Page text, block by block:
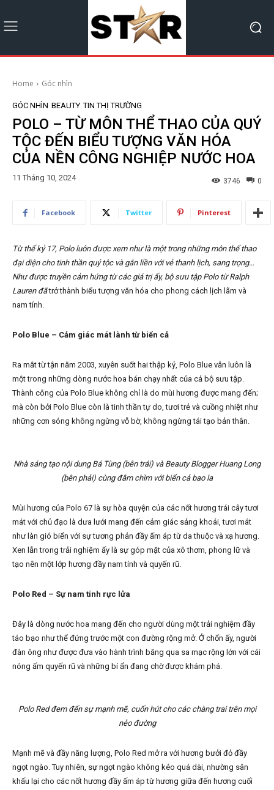
Home Góc nhìn
GÓC NHÌN BEAUTY TIN THỊ TRƯỜNG
POLO – TỪ MÔN THỂ THAO CỦA QUÝ
TỘC ĐẾN BIỂU TƯỢNG VĂN HÓA
CỦA NỀN CÔNG NGHIỆP NƯỚC HOA
11 Tháng 10, 2024 0
3746
Facebook Twitter Pinterest
Từ thế kỷ 17, Polo luôn được xem như là một trong những môn thể thao
đại diện cho tinh thần quý tộc và gắn liền với vẻ thanh lịch, sang trọng…
Như được truyền cảm hứng từ các giá trị ấy, bộ sưu tập Polo từ Ralph
Lauren đãtrở thành biểu tượng văn hóa cho phong cách lịch lãm và
nam tính.
Polo Blue – Cảm giác mát lành từ biển cả
Ra mắt từ tận năm 2003, xuyên suốt hai thập kỷ, Polo Blue vẫn luôn là
một trong những dòng nước hoa bán chạy nhất của cả bộ sưu tập.
Thành công của Polo Blue không chỉ là do mùi hương được mang đến;
mà còn bởi Polo Blue còn là tinh thần tự do, tươi trẻ và cuồng nhiệt như
những cơn sóng không ngừng vỗ bờ, không ngừng tái tạo bản thân.
Nhà sáng tạo nội dung Bá Tùng (bên trái) và Beauty Blogger Huang Long
(bên phải) cùng đắm chìm với biển cả bao la
Mùi hương của Polo 67 là sự hòa quyện của các nốt hương trái cây tươi
mát với chủ đạo là dưa lưới mang đến cảm giác sảng khoái, tươi mát
như làn gió biển với sự tương phản đầy ấm áp từ da thuộc và xạ hương.
Xen lẫn trong trải nghiệm ấy là sự góp mặt của xô thơm, phong lữ và
tạo nên một lớp hương đầy nam tính và quyến rũ.
Polo Red – Sự nam tính rực lửa
Đây là dòng nước hoa mang đến cho người dùng một trải nghiệm đầy
táo bạo như thể đứng trước một con đường rộng mở. Ở chốn ấy, người
đàn ông như được đưa vào hành trình băng qua sa mạc rộng lớn với cái
nóng ấm quyến rũ và những bí ẩn đang chờ được khám phá.
Polo Red đem đến sự mạnh mẽ, cuốn hút cho các chàng trai trên mọi
nẻo đường
Mạnh mẽ và đầy năng lượng, Polo Red mở ra với hương bưởi đỏ đầy
ngọt ngào. Tuy nhiên, sự ngọt ngào không kéo quá dài, nhường sân
khấu lại cho các nốt hương đầy ấm áp từ hương giữa đến hương cuối